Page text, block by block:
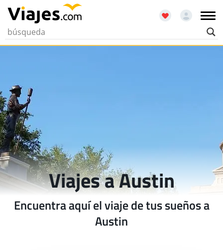
Viajes a Austin
Encuentra aquí el viaje de tus sueños a
Austin